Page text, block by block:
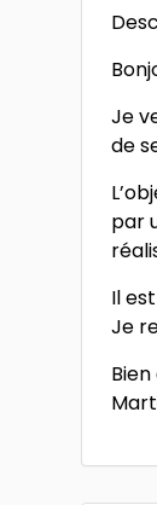
Je
de
par
Il
Je
Bien